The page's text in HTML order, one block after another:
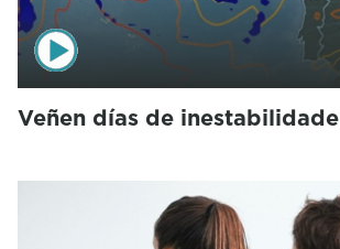
Veñen días de inestabilidade